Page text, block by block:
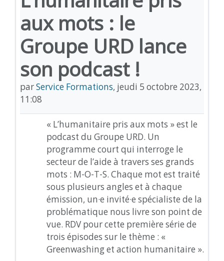
aux mots : le
Groupe URD lance
son podcast !
parService Formations, jeudi 5 octobre 2023,
11:08
« L’humanitaire pris aux mots » est le
podcast du Groupe URD. Un
programme court qui interroge le
secteur de l’aide à travers ses grands
mots : M-O-T-S. Chaque mot est traité
sous plusieurs angles et à chaque
émission, un·e invité·e spécialiste de la
problématique nous livre son point de
vue. RDV pour cette première série de
trois épisodes sur le thème : «
Greenwashing et action humanitaire ».